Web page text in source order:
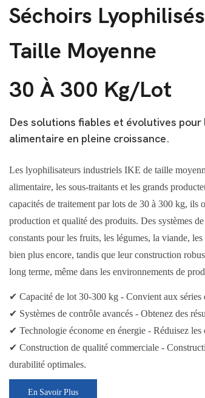
Séchoirs
Taille Moyenne
30 À 300 Kg/lot
Des solutions fiables et évolutives
alimentaire en pleine croissance.
Les lyophilisateurs industriels IKE de taille
alimentaire, les sous-traitants et les grands
capacités de traitement par lots de 30 à 300 kg,
production et qualité des produits. Des systèmes
constants pour les fruits, les légumes, la viande,
bien plus encore, tandis que leur construction
long terme, même dans les environnements de
✔ Capacité de lot 30-300 kg - Convient aux séries
✔ Systèmes de contrôle avancés - Obtenez des
✔ Technologie économe en énergie - Réduisez
✔ Construction de qualité commerciale -
durabilité optimales.
En Savoir Plus